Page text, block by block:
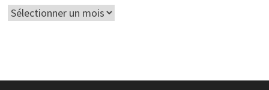
Archives